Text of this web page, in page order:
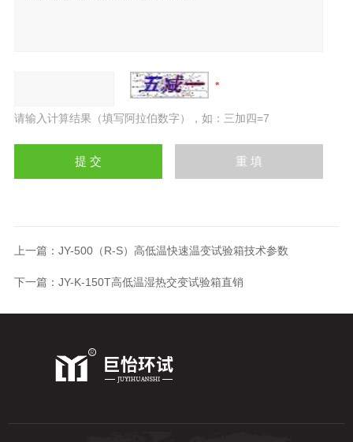
请输入计算结果（填写阿拉伯数字），如：三加四=7
上一篇： JY-500（R-S）高低温快速温变试验箱技术参数
下一篇： JY-K-150T高低温湿热交变试验箱直销